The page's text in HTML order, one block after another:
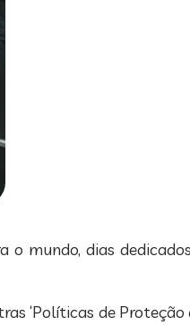
o mundo, dias
‘Políticas de Proteção